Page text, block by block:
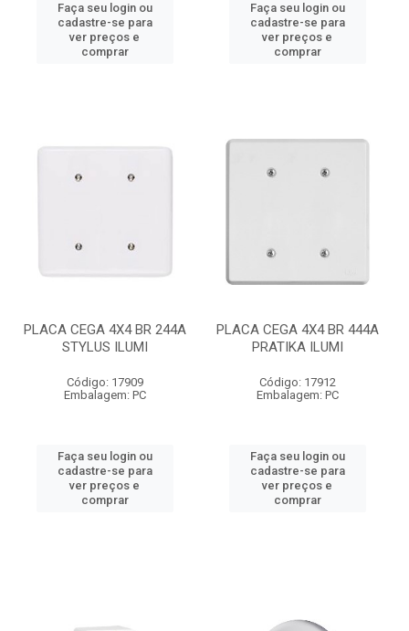
Faça seu login ou
cadastre-se para
ver preços e
comprar
Faça seu login ou
cadastre-se para
ver preços e
comprar
PLACA CEGA 4X4 BR 244A
STYLUS ILUMI
Código: 17909
Embalagem: PC
Faça seu login ou
cadastre-se para
ver preços e
comprar
PLACA CEGA 4X4 BR 444A
PRATIKA ILUMI
Código: 17912
Embalagem: PC
Faça seu login ou
cadastre-se para
ver preços e
comprar